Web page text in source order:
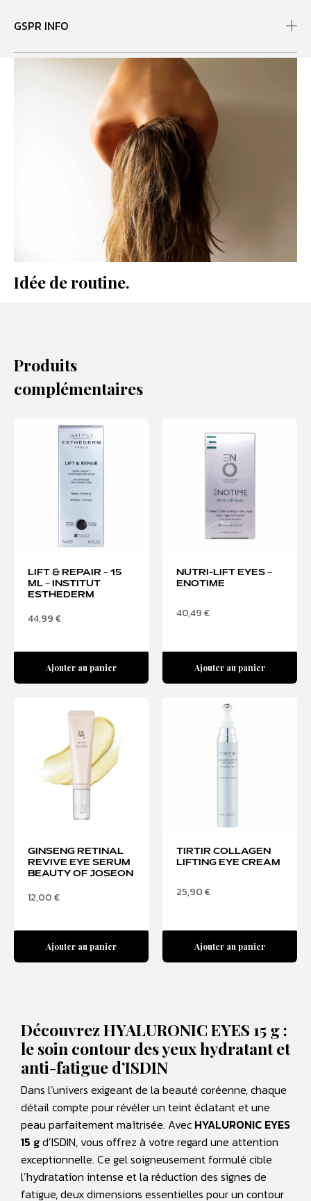
GSPR INFO
RECOMMANDATIONS
Idée de routine.
Produits
complémentaires
LIFT & REPAIR – 15
ML – INSTITUT
ESTHEDERM
44,99€
Ajouter au panier
NUTRI-LIFT EYES –
ENOTIME
40,49€
Ajouter au panier
GINSENG RETINAL
REVIVE EYE SERUM
BEAUTY OF JOSEON
12,00€
Ajouter au panier
TIRTIR COLLAGEN
LIFTING EYE CREAM
25,90€
Ajouter au panier
Découvrez HYALURONIC EYES 15 g :
le soin contour des yeux hydratant et
anti-fatigue d’ISDIN
Dans l’univers exigeant de la beauté coréenne, chaque
détail compte pour révéler un teint éclatant et une
peau parfaitement maîtrisée. Avec HYALURONIC EYES
15 gd’ISDIN, vous offrez à votre regard une attention
exceptionnelle. Ce gel soigneusement formulé cible
l’hydratation intense et la réduction des signes de
fatigue, deux dimensions essentielles pour un contour